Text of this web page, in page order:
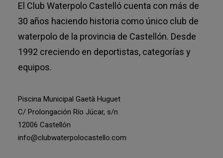
El Club Waterpolo Castelló cuenta con más de
30 años haciendo historia como único club de
waterpolo de la provincia de Castellón. Desde
1992 creciendo en deportistas, categorías y
equipos.
Piscina Municipal Gaetà Huguet
C/ Prolongación Río Júcar, s/n
12006 Castellón
info@clubwaterpolocastello.com